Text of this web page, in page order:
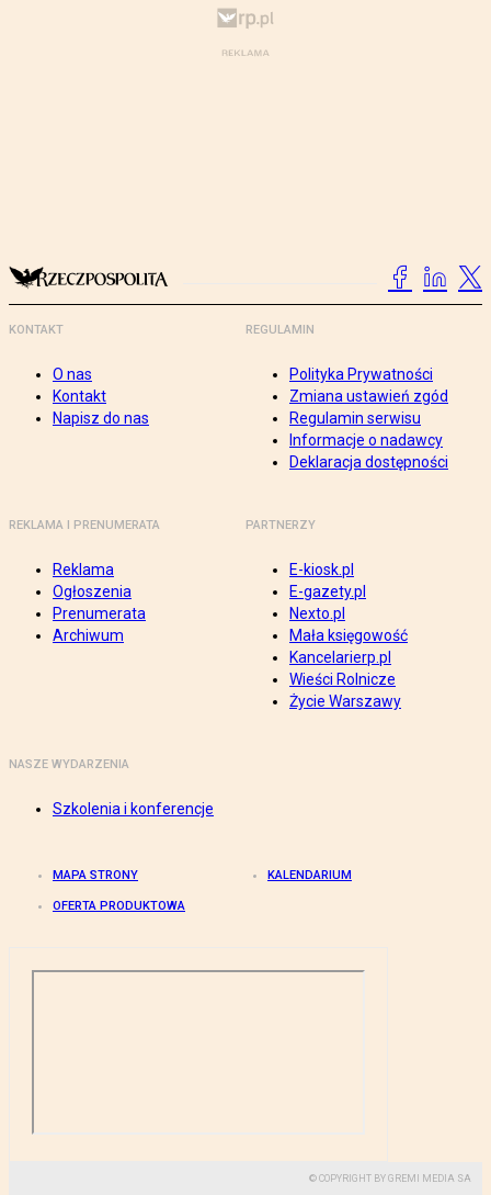
KONTAKT
O nas
Kontakt
Napisz do nas
REGULAMIN
Polityka Prywatności
Zmiana ustawień zgód
Regulamin serwisu
Informacje o nadawcy
Deklaracja dostępności
REKLAMA I PRENUMERATA
Reklama
Ogłoszenia
Prenumerata
Archiwum
PARTNERZY
E-kiosk.pl
E-gazety.pl
Nexto.pl
Mała księgowość
Kancelarierp.pl
Wieści Rolnicze
Życie Warszawy
NASZE WYDARZENIA
Szkolenia i konferencje
MAPA STRONY KALENDARIUM
OFERTA PRODUKTOWA
© COPYRIGHT BY GREMI MEDIA SA